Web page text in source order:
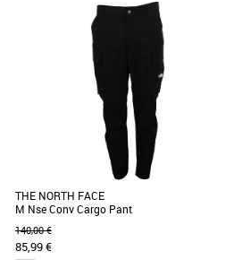
Les manches raglan font de ce T-shirt un
indispensable des week-ends de détente. Elles
THE NORTH FACE
M Nse Conv Cargo Pant
140,00 €
85,99 €